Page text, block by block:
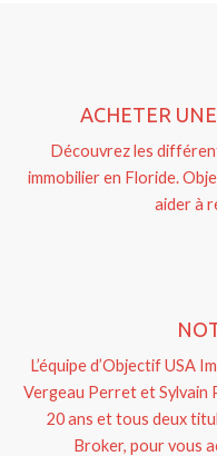
ACHETER
Découvrez les
immobilier en Floride.
aider à
L’équipe d’Objectif USA
Vergeau Perret et Sylvain
20 ans et tous deux
Broker, pour vous